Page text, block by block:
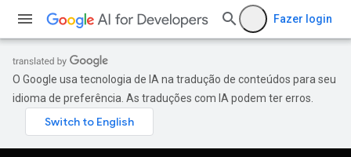
Fazer login
O Google usa tecnologia de IA na tradução de conteúdos para seu
idioma de preferência. As traduções com IA podem ter erros.